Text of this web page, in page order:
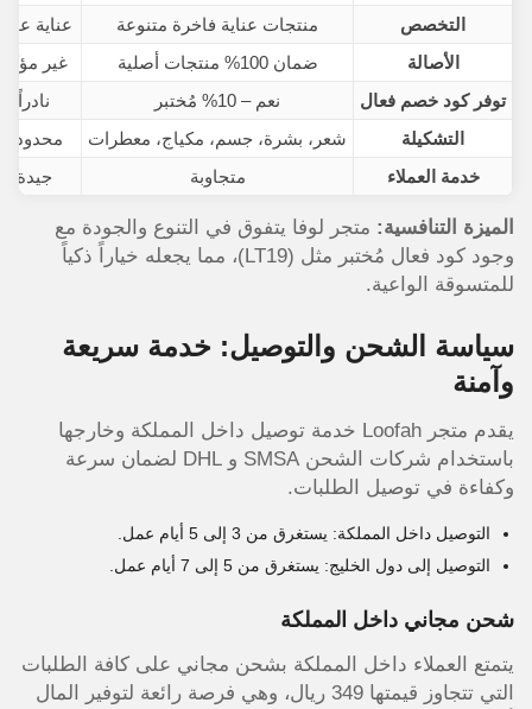
التخصص
منتجات عناية فاخرة متنوعة
عناية
الأصالة
ضمان 100% منتجات أصلية
غير مؤكد
توفر كود خصم فعال
نعم – 10% مُختبر
نادراً
التشكيلة
شعر، بشرة، جسم، مكياج، معطرات
محدودة
خدمة العملاء
متجاوبة جيدة
الميزة التنافسية: متجر لوفا يتفوق في التنوع والجودة مع
وجود كود فعال مُختبر مثل (LT19)، مما يجعله خياراً ذكياً
للمتسوقة الواعية.
سياسة الشحن والتوصيل: خدمة سريعة
وآمنة
يقدم متجر Loofah خدمة توصيل داخل المملكة وخارجها
باستخدام شركات الشحن SMSA و DHL لضمان سرعة
وكفاءة في توصيل الطلبات.
التوصيل داخل المملكة: يستغرق من 3 إلى 5 أيام عمل.
التوصيل إلى دول الخليج: يستغرق من 5 إلى 7 أيام عمل.
شحن مجاني داخل المملكة
يتمتع العملاء داخل المملكة بشحن مجاني على كافة الطلبات
التي تتجاوز قيمتها 349 ريال، وهي فرصة رائعة لتوفير المال